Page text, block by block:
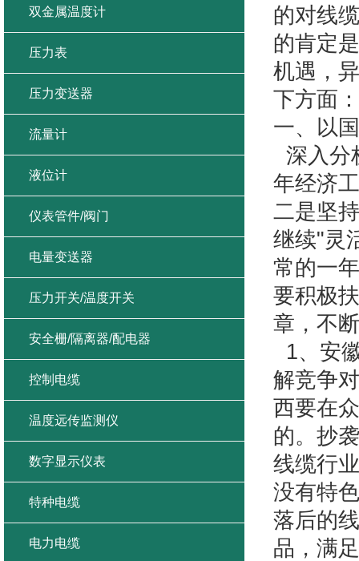
的对线
的肯定
机遇，
下方面：
一、以
深入分
年经济
二是坚
继续"灵
常的一
要积极
章，不
1、安
解竞争
西要在
的。抄
线缆行
没有特
落后的
品，满
双金属温度计
压力表
压力变送器
流量计
液位计
仪表管件/阀门
电量变送器
压力开关/温度开关
安全栅/隔离器/配电器
控制电缆
温度远传监测仪
数字显示仪表
特种电缆
电力电缆